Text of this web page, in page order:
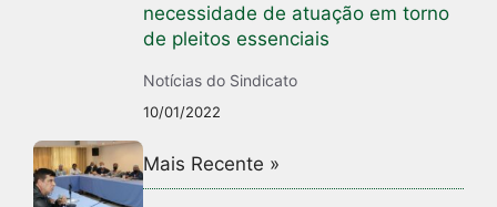
necessidade de atuação em torno
de pleitos essenciais
Notícias do Sindicato
10/01/2022
Mais Recente »